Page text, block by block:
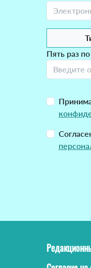
Пять раз по